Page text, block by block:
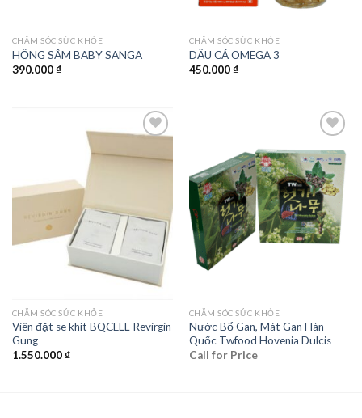
CHĂM SÓC SỨC KHỎE
HỒNG SÂM BABY SANGA
390.000₫
CHĂM SÓC SỨC KHỎE
DẦU CÁ OMEGA 3
450.000₫
CHĂM SÓC SỨC KHỎE
Viên đặt se khít BQCELL Revirgin
Gung
1.550.000₫
Add to
wishlist
CHĂM SÓC SỨC KHỎE
Nước Bổ Gan, Mát Gan Hàn
Quốc Twfood Hovenia Dulcis
Call for Price